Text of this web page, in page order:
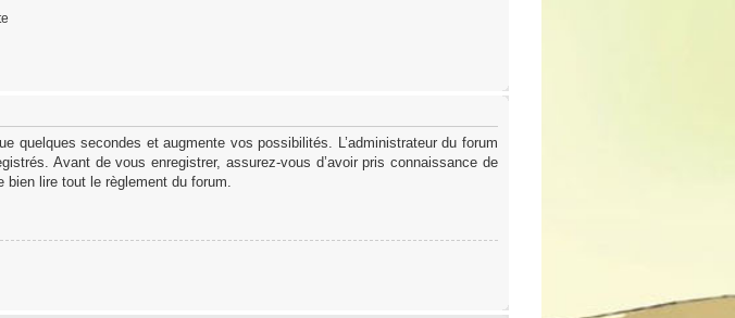
quelques secondes et augmente vos possibilités. L’administrateur du forum
Avant de vous enregistrer, assurez-vous d’avoir pris connaissance de
lire tout le règlement du forum.